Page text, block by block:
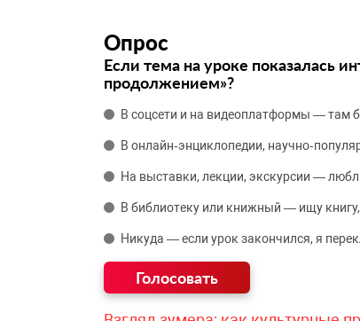
Опрос
Если тема на уроке показалась
продолжением»?
В соцсети и на видеоплатформы — там
В онлайн‑энциклопедии,
На выставки, лекции, экскурсии —
В библиотеку или книжный — ищу
Никуда — если урок закончился, я